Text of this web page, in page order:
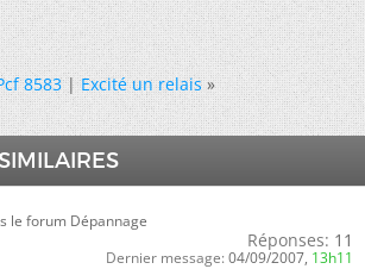
8583|Excité un relais »
le forum Dépannage
Réponses: 11
Dernier message: 04/09/2007, 13h11